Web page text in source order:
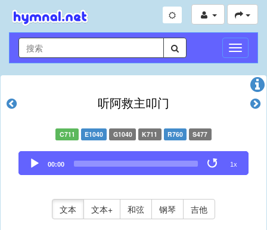
切
换
导
听阿救主叩门
C711 E1040 G1040 K711 R760 S477
Audio
Player
00:00 1x
文本 文本+ 和弦 钢琴 吉他